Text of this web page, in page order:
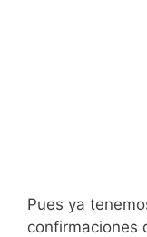
Pues ya
confirmaciones